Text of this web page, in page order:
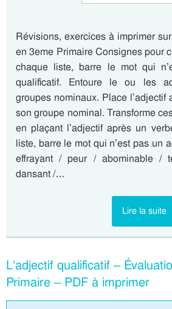
Révisions, exercices à imprimer
en 3eme Primaire Consignes pour
chaque liste, barre le mot qui
qualificatif. Entoure le ou les
groupes nominaux. Place l’adjectif
son groupe nominal. Transforme
en plaçant l’adjectif après un
liste, barre le mot qui n’est pas un
effrayant / peur / abominable /
dansant /…
Lire la suite
L’adjectif qualificatif –
Primaire – PDF à imprimer